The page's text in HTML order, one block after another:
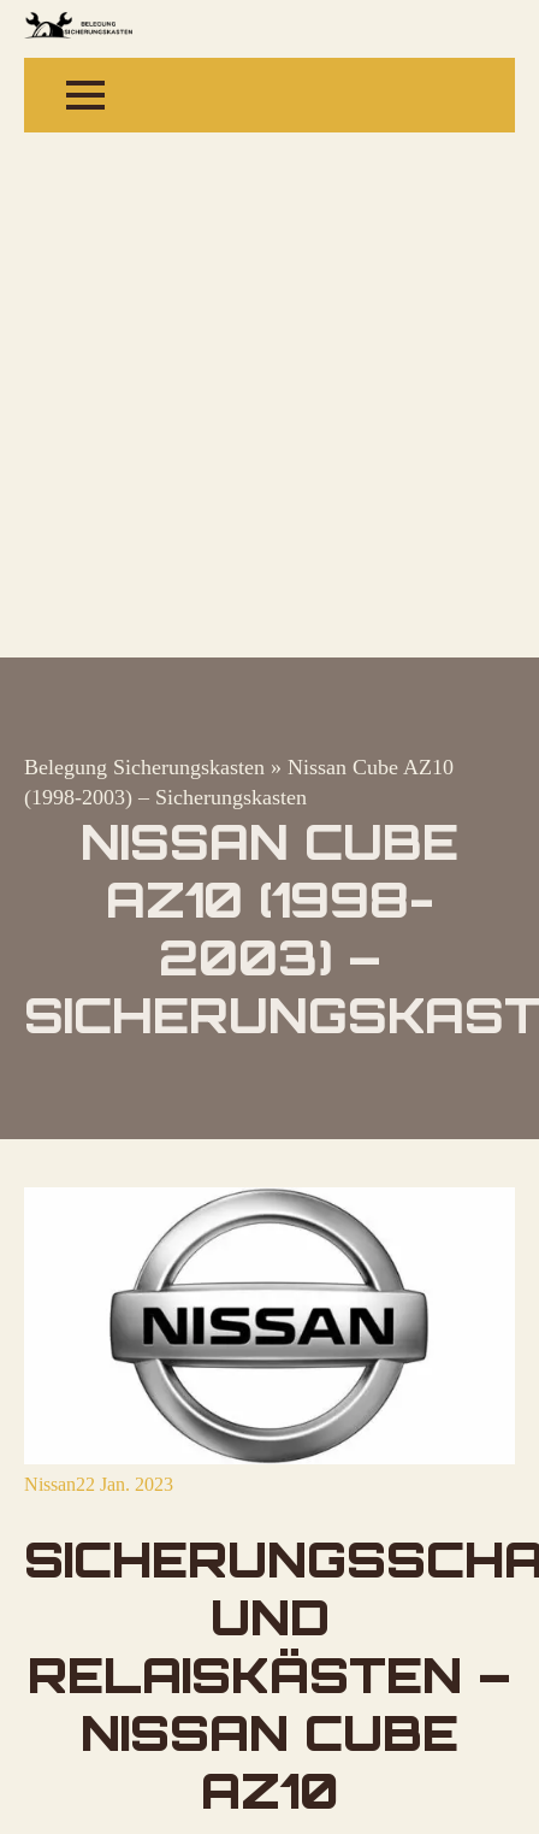
Belegung Sicherungskasten » Nissan Cube AZ10
(1998-2003) – Sicherungskasten
NISSAN CUBE
AZ10 (1998-
2003) –
Nissan22 Jan. 2023
UND
RELAISKÄSTEN –
NISSAN CUBE
AZ10